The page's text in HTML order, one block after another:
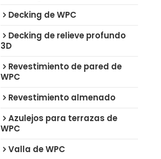
Decking de WPC
Decking de relieve profundo
3D
Revestimiento de pared de
WPC
Revestimiento almenado
Azulejos para terrazas de
WPC
Valla de WPC